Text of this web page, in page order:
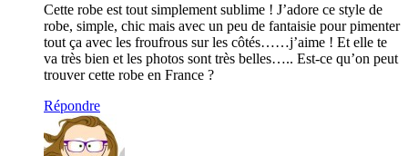
Cette robe est tout simplement sublime ! J’adore ce style de
robe, simple, chic mais avec un peu de fantaisie pour pimenter
tout ça avec les froufrous sur les côtés……j’aime ! Et elle te
va très bien et les photos sont très belles….. Est-ce qu’on peut
trouver cette robe en France ?
Répondre